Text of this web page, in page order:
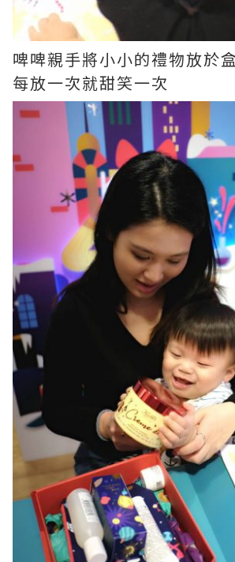
啤啤親手將小小的禮物放於
每放一次就甜笑一次